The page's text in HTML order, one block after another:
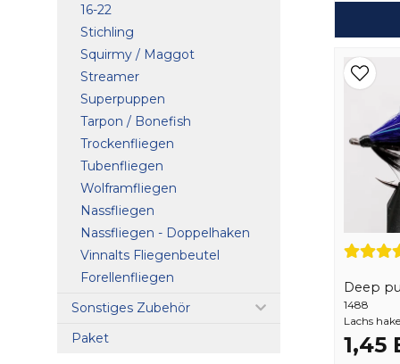
16-22
Stichling
Squirmy / Maggot
Streamer
Superpuppen
Tarpon / Bonefish
Trockenfliegen
Tubenfliegen
Wolframfliegen
Nassfliegen
Nassfliegen - Doppelhaken
Vinnalts Fliegenbeutel
Forellenfliegen
Sonstiges Zubehör
Paket
Deep
1488
Lachs
1,45